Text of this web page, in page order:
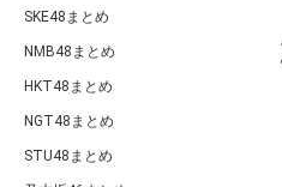
SKE48まとめ
NMB48まとめ
HKT48まとめ
NGT48まとめ
STU48まとめ